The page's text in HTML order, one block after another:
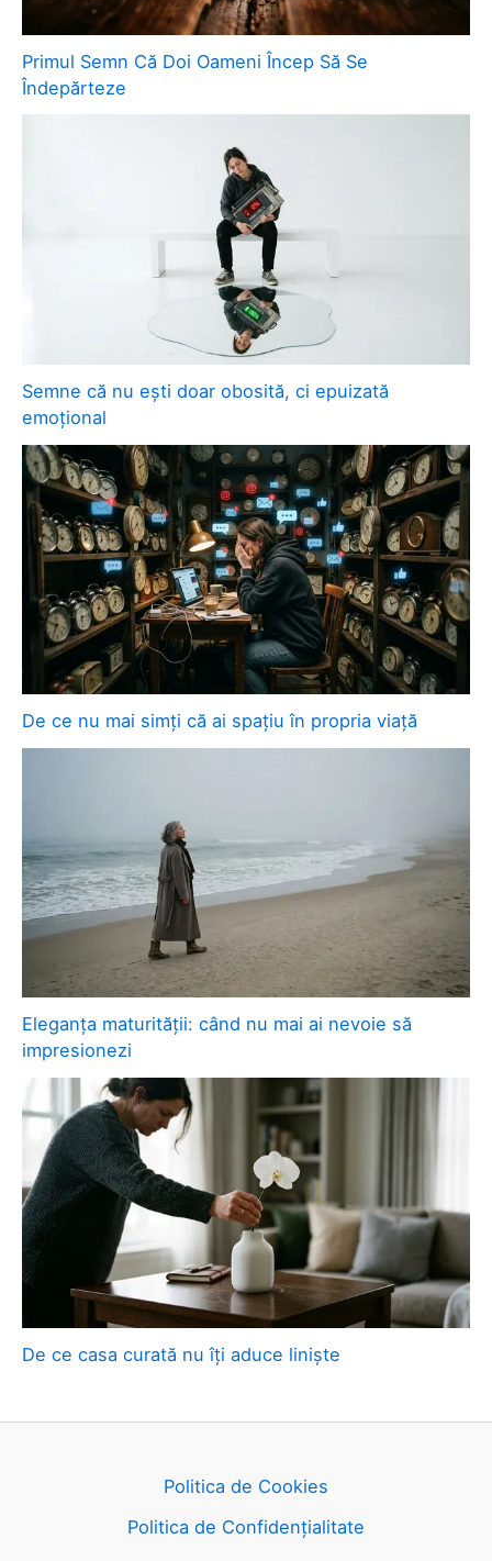
Primul Semn Că Doi Oameni Încep Să Se
Îndepărteze
Semne că nu ești doar obosită, ci epuizată
emoțional
De ce nu mai simți că ai spațiu în propria viață
Eleganța maturității: când nu mai ai nevoie să
impresionezi
De ce casa curată nu îți aduce liniște
Politica de Cookies
Politica de Confidențialitate